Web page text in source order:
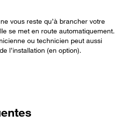
vous reste qu’à brancher votre
se met en route automatiquement.
ou technicien peut aussi
l’installation (en option).